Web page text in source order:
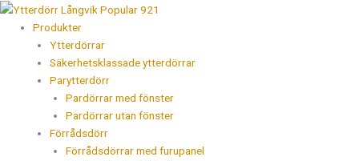
Hoppa
Produkter
Ytterdörrar
Säkerhetsklassade ytterdörrar
Parytterdörr
Pardörrar med fönster
Pardörrar utan fönster
Förrådsdörr
Förrådsdörrar med furupanel